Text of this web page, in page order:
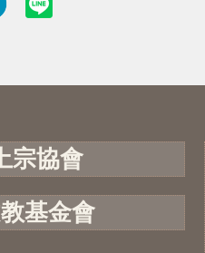
宗協會
基金會